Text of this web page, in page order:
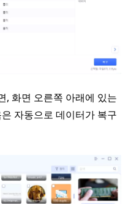
, 화면 오른쪽 아래에 있는
자동으로 데이터가 복구